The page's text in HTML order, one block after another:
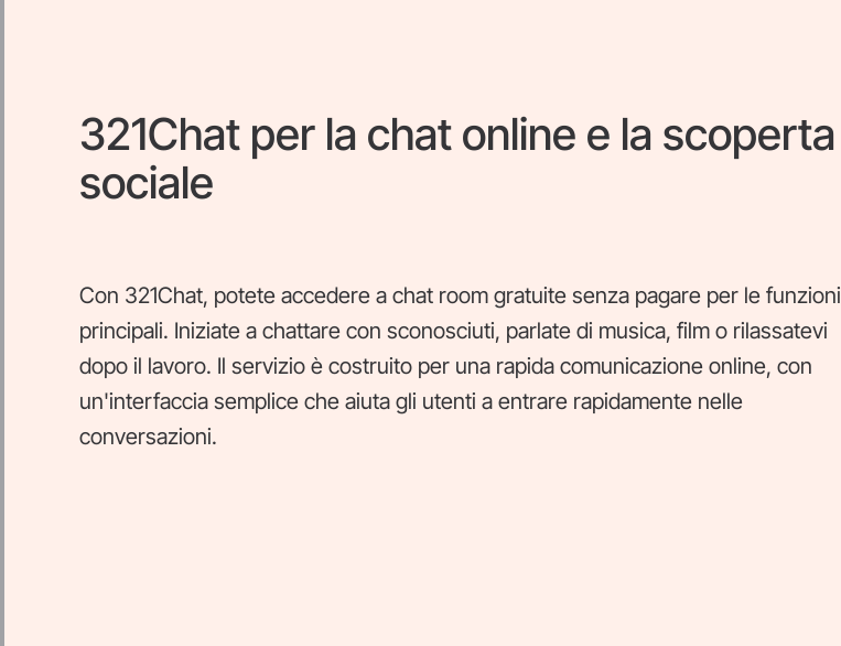
321Chat per la chat online e la scoperta
sociale
Con 321Chat, potete accedere a chat room gratuite senza pagare per le funzioni
principali. Iniziate a chattare con sconosciuti, parlate di musica, film o rilassatevi
dopo il lavoro. Il servizio è costruito per una rapida comunicazione online, con
un'interfaccia semplice che aiuta gli utenti a entrare rapidamente nelle
conversazioni.